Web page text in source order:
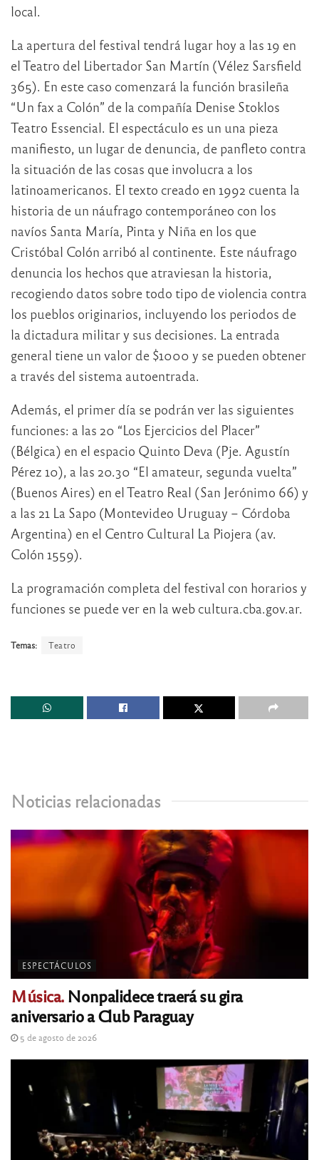
local.
La apertura del festival tendrá lugar hoy a las 19 en
el Teatro del Libertador San Martín (Vélez Sarsfield
365). En este caso comenzará la función brasileña
“Un fax a Colón” de la compañía Denise Stoklos
Teatro Essencial. El espectáculo es un una pieza
manifiesto, un lugar de denuncia, de panfleto contra
la situación de las cosas que involucra a los
latinoamericanos. El texto creado en 1992 cuenta la
historia de un náufrago contemporáneo con los
navíos Santa María, Pinta y Niña en los que
Cristóbal Colón arribó al continente. Este náufrago
denuncia los hechos que atraviesan la historia,
recogiendo datos sobre todo tipo de violencia contra
los pueblos originarios, incluyendo los periodos de
la dictadura militar y sus decisiones. La entrada
general tiene un valor de $1000 y se pueden obtener
a través del sistema autoentrada.
Además, el primer día se podrán ver las siguientes
funciones: a las 20 “Los Ejercicios del Placer”
(Bélgica) en el espacio Quinto Deva (Pje. Agustín
Pérez 10), a las 20.30 “El amateur, segunda vuelta”
(Buenos Aires) en el Teatro Real (San Jerónimo 66) y
a las 21 La Sapo (Montevideo Uruguay – Córdoba
Argentina) en el Centro Cultural La Piojera (av.
Colón 1559).
La programación completa del festival con horarios y
funciones se puede ver en la web cultura.cba.gov.ar.
Temas: Teatro
Noticias relacionadas
ESPECTÁCULOS
Música.Nonpalidece traerá su gira
aniversario a Club Paraguay
5 de agosto de 2026